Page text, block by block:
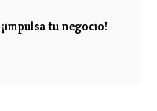
tu negocio!